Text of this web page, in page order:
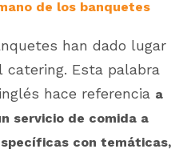
de los banquetes
han dado lugar
catering. Esta palabra
hace referencia a
servicio de comida a
con temáticas,